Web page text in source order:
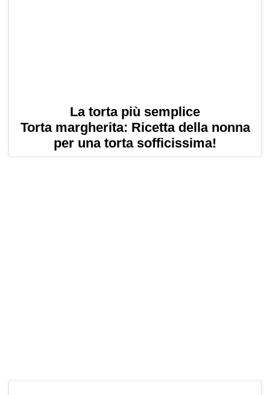
La torta più semplice
Torta margherita: Ricetta della nonna
per una torta sofficissima!